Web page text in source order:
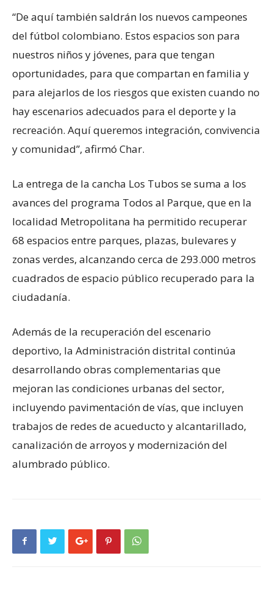
“De aquí también saldrán los nuevos campeones
del fútbol colombiano. Estos espacios son para
nuestros niños y jóvenes, para que tengan
oportunidades, para que compartan en familia y
para alejarlos de los riesgos que existen cuando no
hay escenarios adecuados para el deporte y la
recreación. Aquí queremos integración, convivencia
y comunidad”, afirmó Char.
La entrega de la cancha Los Tubos se suma a los
avances del programa Todos al Parque, que en la
localidad Metropolitana ha permitido recuperar
68 espacios entre parques, plazas, bulevares y
zonas verdes, alcanzando cerca de 293.000 metros
cuadrados de espacio público recuperado para la
ciudadanía.
Además de la recuperación del escenario
deportivo, la Administración distrital continúa
desarrollando obras complementarias que
mejoran las condiciones urbanas del sector,
incluyendo pavimentación de vías, que incluyen
trabajos de redes de acueducto y alcantarillado,
canalización de arroyos y modernización del
alumbrado público.